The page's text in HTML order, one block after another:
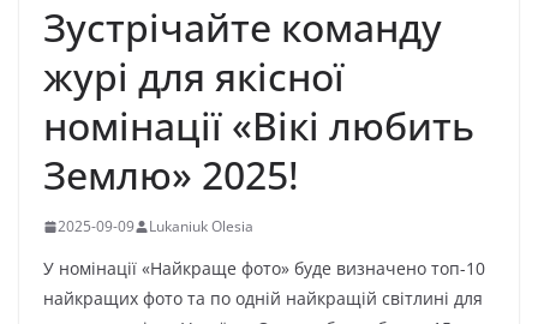
Зустрічайте команду
журі для якісної
номінації «Вікі любить
Землю» 2025!
2025-09-09 Lukaniuk Olesia
У номінації «Найкраще фото» буде визначено топ-10
найкращих фото та по одній найкращій світлині для